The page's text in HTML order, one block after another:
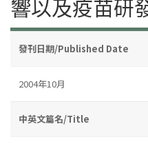
響以及疫苗研
發刊日期/Published Date
2004年10月
中英文篇名/Title